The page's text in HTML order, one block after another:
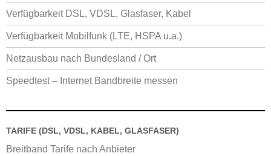
Verfügbarkeit DSL, VDSL, Glasfaser, Kabel
Verfügbarkeit Mobilfunk (LTE, HSPA u.a.)
Netzausbau nach Bundesland / Ort
Speedtest – Internet Bandbreite messen
TARIFE (DSL, VDSL, KABEL, GLASFASER)
Breitband Tarife nach Anbieter